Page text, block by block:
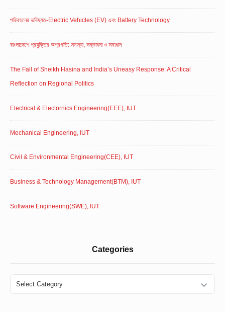
পরিবহনের ভবিষ্যত-Electric Vehicles (EV) এবং Battery Technology
বাংলাদেশে প্রযুক্তির অগ্রগতি: সমস্যা, সম্ভাবনা ও সমাধান
The Fall of Sheikh Hasina and India’s Uneasy Response: A Critical
Reflection on Regional Politics
Electrical & Electornics Engineering(EEE), IUT
Mechanical Engineering, IUT
Civil & Environmental Engineering(CEE), IUT
Business & Technology Management(BTM), IUT
Software Engineering(SWE), IUT
Categories
Categories